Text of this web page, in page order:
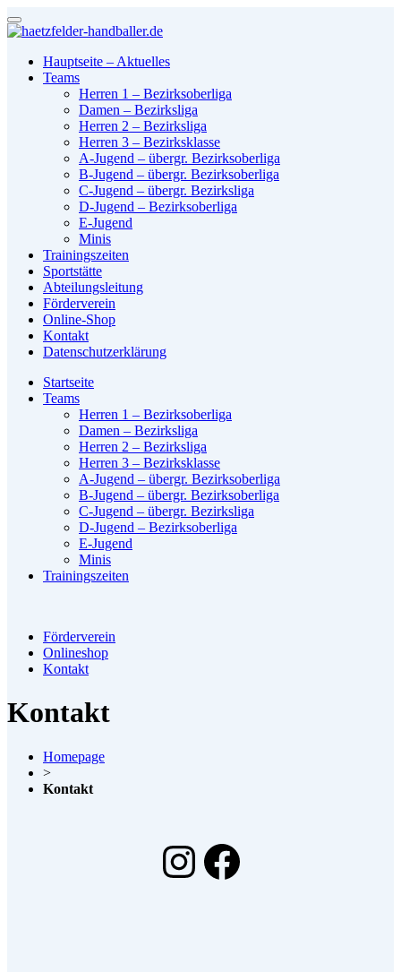
Hauptseite – Aktuelles
Teams
Herren 1 – Bezirksoberliga
Damen – Bezirksliga
Herren 2 – Bezirksliga
Herren 3 – Bezirksklasse
A-Jugend – übergr. Bezirksoberliga
B-Jugend – übergr. Bezirksoberliga
C-Jugend – übergr. Bezirksliga
D-Jugend – Bezirksoberliga
E-Jugend
Minis
Trainingszeiten
Sportstätte
Abteilungsleitung
Förderverein
Online-Shop
Kontakt
Datenschutzerklärung
Startseite
Teams
Herren 1 – Bezirksoberliga
Damen – Bezirksliga
Herren 2 – Bezirksliga
Herren 3 – Bezirksklasse
A-Jugend – übergr. Bezirksoberliga
B-Jugend – übergr. Bezirksoberliga
C-Jugend – übergr. Bezirksliga
D-Jugend – Bezirksoberliga
E-Jugend
Minis
Trainingszeiten
Förderverein
Onlineshop
Kontakt
Kontakt
Homepage
>
Kontakt
Instagram
Facebook